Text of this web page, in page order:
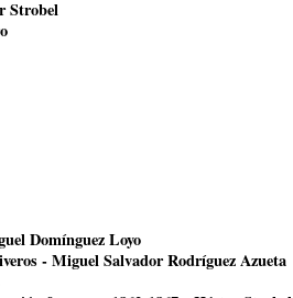
Strobel
Domínguez Loyo
- Miguel Salvador Rodríguez Azueta